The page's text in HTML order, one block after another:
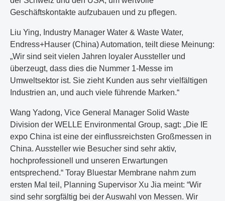
Geschäftskontakte aufzubauen und zu pflegen.
Liu Ying, Industry Manager Water & Waste Water,
Endress+Hauser (China) Automation, teilt diese Meinung:
„Wir sind seit vielen Jahren loyaler Aussteller und
überzeugt, dass dies die Nummer 1-Messe im
Umweltsektor ist. Sie zieht Kunden aus sehr vielfältigen
Industrien an, und auch viele führende Marken.“
Wang Yadong, Vice General Manager Solid Waste
Division der WELLE Environmental Group, sagt: „Die IE
expo China ist eine der einflussreichsten Großmessen in
China. Aussteller wie Besucher sind sehr aktiv,
hochprofessionell und unseren Erwartungen
entsprechend.“ Toray Bluestar Membrane nahm zum
ersten Mal teil, Planning Supervisor Xu Jia meint: “Wir
sind sehr sorgfältig bei der Auswahl von Messen. Wir